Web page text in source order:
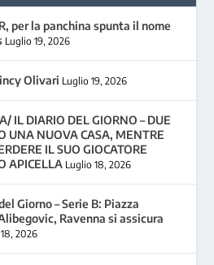
per la panchina spunta il nome
Luglio 19, 2026
Olivari Luglio 19, 2026
IL DIARIO DEL GIORNO – DUE
UNA NUOVA CASA, MENTRE
IL SUO GIOCATORE
APICELLA Luglio 18, 2026
Giorno – Serie B: Piazza
Ravenna si assicura
2026